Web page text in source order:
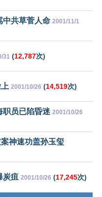
中共草菅人命 2001/11/1
31 (12,787次)
2001/10/26 (14,519次)
职员已陷昏迷 2001/10/26
神速功盖孙玉玺
炭疽 2001/10/26 (17,245次)